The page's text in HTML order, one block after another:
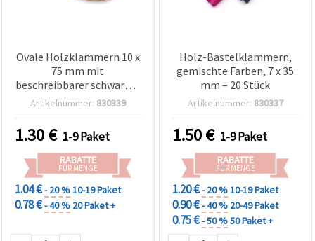
Ovale Holzklammern 10 x
75 mm mit
beschreibbarer schwarzer
Tafelfläche 83 x 64 mm –
Klammern)
Artikelnummer: 830339
1.30€ 1-9 Paket
RABATTE
FÜR MENGE
1.04 €- 20 %10-19 Paket
0.78 €- 40 % 20 Paket +
Holz-Bastelklammern,
gemischte Farben, 7 x 35
mm – 20 Stück
Artikelnummer: 830337
1.50€ 1-9 Paket
RABATTE
FÜR MENGE
1.20 €- 20 %10-19 Paket
0.90 €- 40 % 20-49 Paket
0.75 €- 50 %50 Paket +